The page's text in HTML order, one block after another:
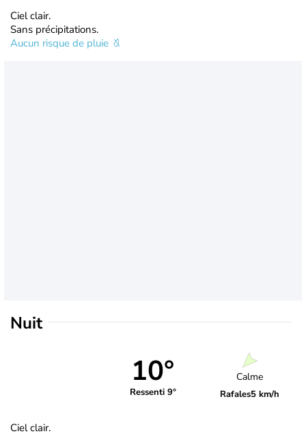
Ciel clair.
Sans précipitations.
Aucun risque de pluie
Nuit
10°
Ressenti 9°
Calme
Rafales5 km/h
Ciel clair.